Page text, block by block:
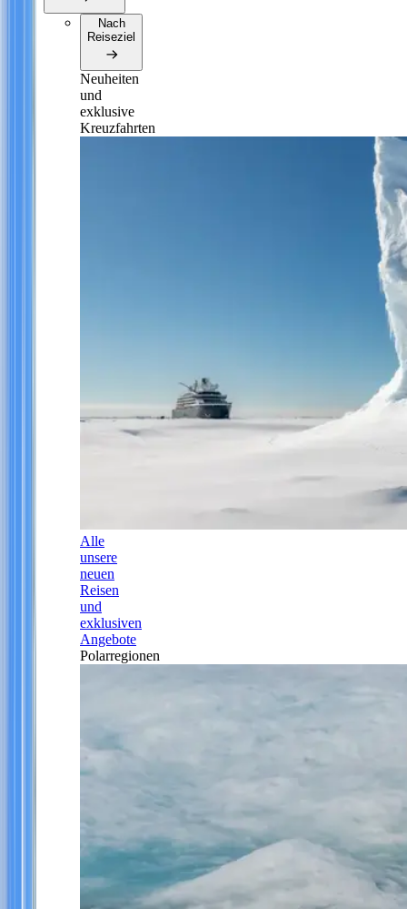
Nach
Reiseziel
Neuheiten
und
exklusive
Kreuzfahrten
Alle
unsere
neuen
Reisen
und
exklusiven
Angebote
Polarregionen